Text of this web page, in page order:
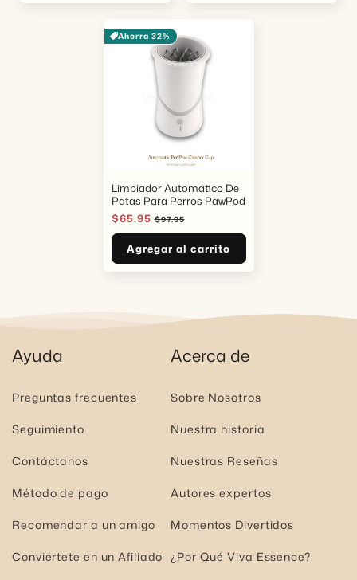
Ahorra 32%
Limpiador Automático De
Patas Para Perros PawPod
Precio
de
oferta
$65.95 Precio
habitual
$97.95
Agregar al carrito
Ayuda
Preguntas frecuentes
Seguimiento
Contáctanos
Método de pago
Recomendar a un amigo
Conviértete en un Afiliado
Acerca de
Sobre Nosotros
Nuestra historia
Nuestras Reseñas
Autores expertos
Momentos Divertidos
¿Por Qué Viva Essence?